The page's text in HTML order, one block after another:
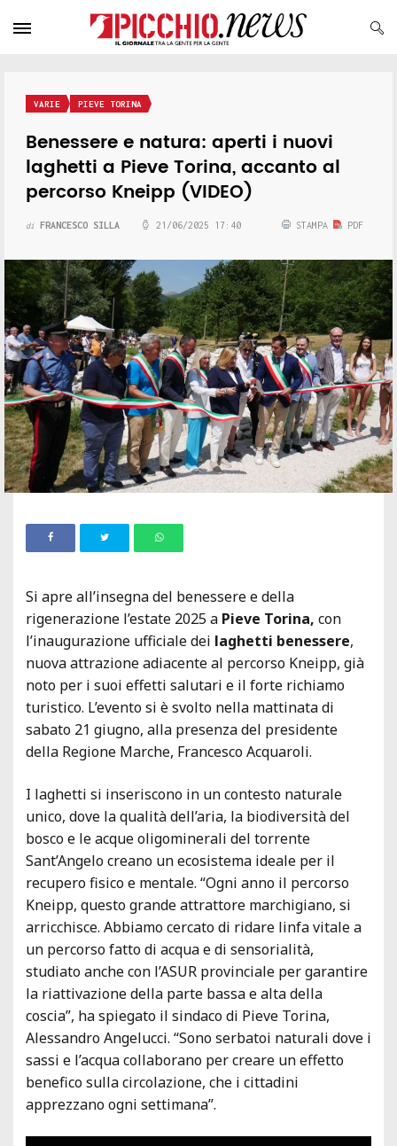
VARIE PIEVE TORINA
Benessere e natura: aperti i nuovi
laghetti a Pieve Torina, accanto al
percorso Kneipp (VIDEO)
di FRANCESCO SILLA 21/06/2025 17:40 STAMPA PDF
Si apre all’insegna del benessere e della
rigenerazione l’estate 2025 a Pieve Torina, con
l’inaugurazione ufficiale dei laghetti benessere,
nuova attrazione adiacente al percorso Kneipp, già
noto per i suoi effetti salutari e il forte richiamo
turistico. L’evento si è svolto nella mattinata di
sabato 21 giugno, alla presenza del presidente
della Regione Marche, Francesco Acquaroli.
I laghetti si inseriscono in un contesto naturale
unico, dove la qualità dell’aria, la biodiversità del
bosco e le acque oligominerali del torrente
Sant’Angelo creano un ecosistema ideale per il
recupero fisico e mentale. “Ogni anno il percorso
Kneipp, questo grande attrattore marchigiano, si
arricchisce. Abbiamo cercato di ridare linfa vitale a
un percorso fatto di acqua e di sensorialità,
studiato anche con l’ASUR provinciale per garantire
la riattivazione della parte bassa e alta della
coscia”, ha spiegato il sindaco di Pieve Torina,
Alessandro Angelucci. “Sono serbatoi naturali dove i
sassi e l’acqua collaborano per creare un effetto
benefico sulla circolazione, che i cittadini
apprezzano ogni settimana”.